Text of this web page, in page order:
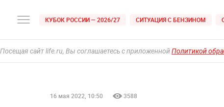
КУБОК РОССИИ — 2026/27 СИТУАЦИЯ С БЕНЗИНОМ
Посещая сайт life.ru, Вы соглашаетесь с приложеннойПолитикой
16 мая 2022, 10:50 3588